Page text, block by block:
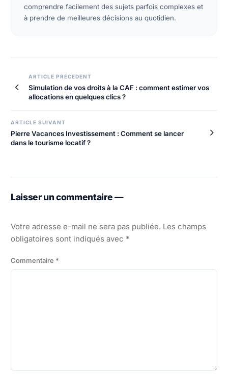
comprendre facilement des sujets parfois complexes et
à prendre de meilleures décisions au quotidien.
Navigation
de
ARTICLE PRECEDENT
Simulation de vos droits à la CAF : comment estimer vos
allocations en quelques clics ?
ARTICLE SUIVANT
Pierre Vacances Investissement : Comment se lancer
dans le tourisme locatif ?
Laisser un commentaire —
Votre adresse e-mail ne sera pas publiée. Les champs
obligatoires sont indiqués avec *
Commentaire *